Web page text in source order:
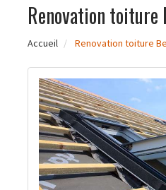
Renovation toiture
Accueil Renovation toiture